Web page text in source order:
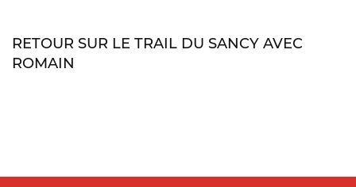
RETOUR SUR LE TRAIL DU SANCY AVEC
ROMAIN